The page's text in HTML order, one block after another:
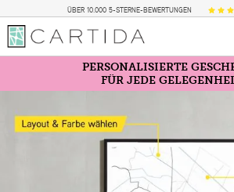
ÜBER 10.000 5-STERNE-BEWERTUNGEN
PERSONALISIERTE
FÜR JEDE